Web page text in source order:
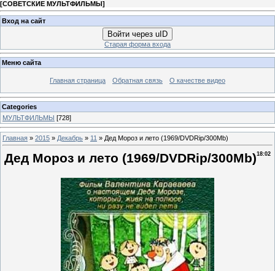
[СОВЕТСКИЕ МУЛЬТФИЛЬМЫ]
Вход на сайт
Войти через uID
Старая форма входа
Меню сайта
Главная страница Обратная связь О качестве видео
Categories
МУЛЬТФИЛЬМЫ [728]
Главная » 2015 » Декабрь » 11 » Дед Мороз и лето (1969/DVDRip/300Мb)
18:02
Дед Мороз и лето (1969/DVDRip/300Мb)